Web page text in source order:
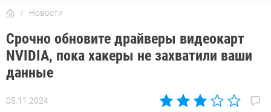
Новости
Срочно обновите драйверы видеокарт
NVIDIA, пока хакеры не захватили ваши
данные
05.11.2024
Автор: